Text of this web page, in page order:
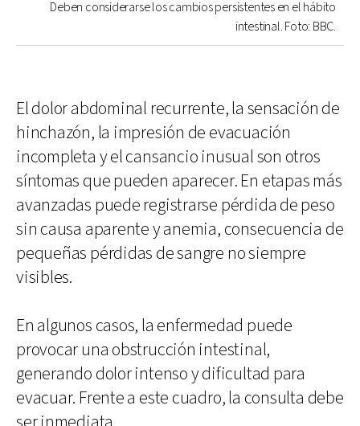
Deben considerarse los cambios persistentes en el hábito
intestinal. Foto: BBC.
El dolor abdominal recurrente, la sensación de
hinchazón, la impresión de evacuación
incompleta y el cansancio inusual son otros
síntomas que pueden aparecer. En etapas más
avanzadas puede registrarse pérdida de peso
sin causa aparente y anemia, consecuencia de
pequeñas pérdidas de sangre no siempre
visibles.
En algunos casos, la enfermedad puede
provocar una obstrucción intestinal,
generando dolor intenso y dificultad para
evacuar. Frente a este cuadro, la consulta debe